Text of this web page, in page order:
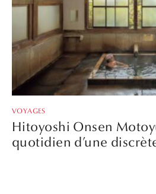
VOYAGES
Hitoyoshi Onsen
quotidien d’une